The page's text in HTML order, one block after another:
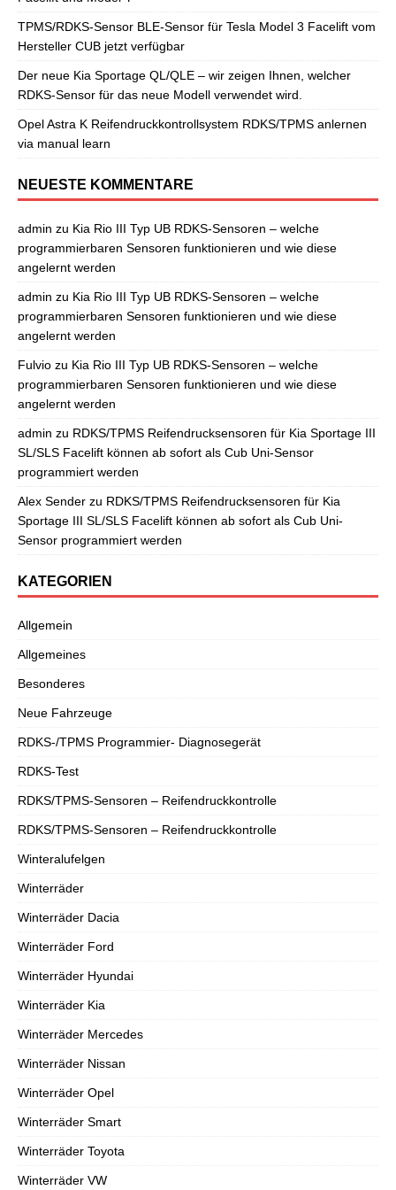
TPMS/RDKS-Sensor BLE-Sensor für Tesla Model 3 Facelift vom
Hersteller CUB jetzt verfügbar
Der neue Kia Sportage QL/QLE – wir zeigen Ihnen, welcher
RDKS-Sensor für das neue Modell verwendet wird.
Opel Astra K Reifendruckkontrollsystem RDKS/TPMS anlernen
via manual learn
NEUESTE KOMMENTARE
admin zu Kia Rio III Typ UB RDKS-Sensoren – welche
programmierbaren Sensoren funktionieren und wie diese
angelernt werden
admin zu Kia Rio III Typ UB RDKS-Sensoren – welche
programmierbaren Sensoren funktionieren und wie diese
angelernt werden
Fulvio zu Kia Rio III Typ UB RDKS-Sensoren – welche
programmierbaren Sensoren funktionieren und wie diese
angelernt werden
admin zu RDKS/TPMS Reifendrucksensoren für Kia Sportage III
SL/SLS Facelift können ab sofort als Cub Uni-Sensor
programmiert werden
Alex Sender zu RDKS/TPMS Reifendrucksensoren für Kia
Sportage III SL/SLS Facelift können ab sofort als Cub Uni-
Sensor programmiert werden
KATEGORIEN
Allgemein
Allgemeines
Besonderes
Neue Fahrzeuge
RDKS-/TPMS Programmier- Diagnosegerät
RDKS-Test
RDKS/TPMS-Sensoren – Reifendruckkontrolle
RDKS/TPMS-Sensoren – Reifendruckkontrolle
Winteralufelgen
Winterräder
Winterräder Dacia
Winterräder Ford
Winterräder Hyundai
Winterräder Kia
Winterräder Mercedes
Winterräder Nissan
Winterräder Opel
Winterräder Smart
Winterräder Toyota
Winterräder VW